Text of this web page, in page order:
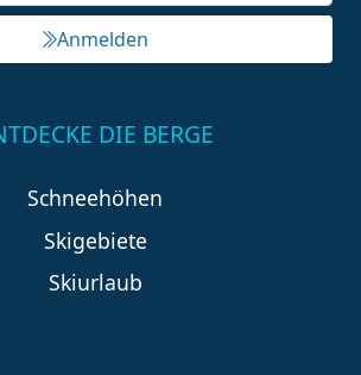
Anmelden
DIE BERGE
Schneehöhen
Skigebiete
Skiurlaub